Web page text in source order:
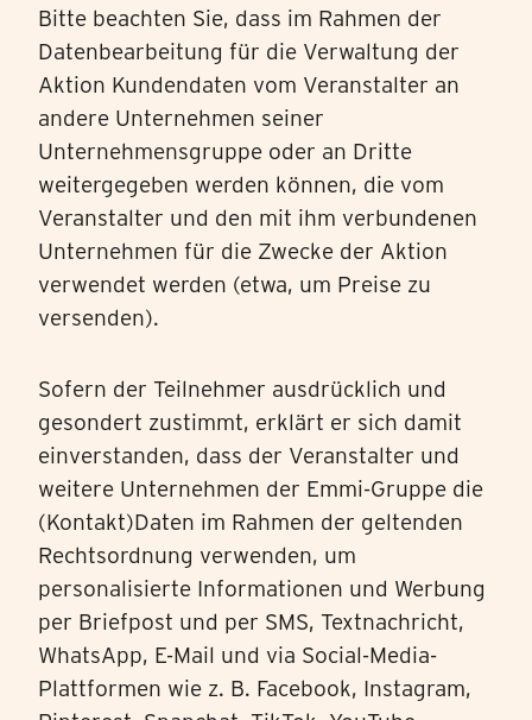
Bitte beachten Sie, dass im Rahmen der
Datenbearbeitung für die Verwaltung der
Aktion Kundendaten vom Veranstalter an
andere Unternehmen seiner
Unternehmensgruppe oder an Dritte
weitergegeben werden können, die vom
Veranstalter und den mit ihm verbundenen
Unternehmen für die Zwecke der Aktion
verwendet werden (etwa, um Preise zu
versenden).
Sofern der Teilnehmer ausdrücklich und
gesondert zustimmt, erklärt er sich damit
einverstanden, dass der Veranstalter und
weitere Unternehmen der Emmi-Gruppe die
(Kontakt)Daten im Rahmen der geltenden
Rechtsordnung verwenden, um
personalisierte Informationen und Werbung
per Briefpost und per SMS, Textnachricht,
WhatsApp, E-Mail und via Social-Media-
Plattformen wie z. B. Facebook, Instagram,